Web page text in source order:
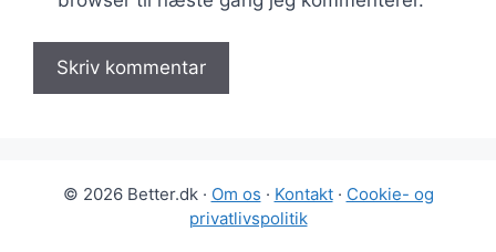
© 2026 Better.dk · Om os · Kontakt· Cookie- og
privatlivspolitik